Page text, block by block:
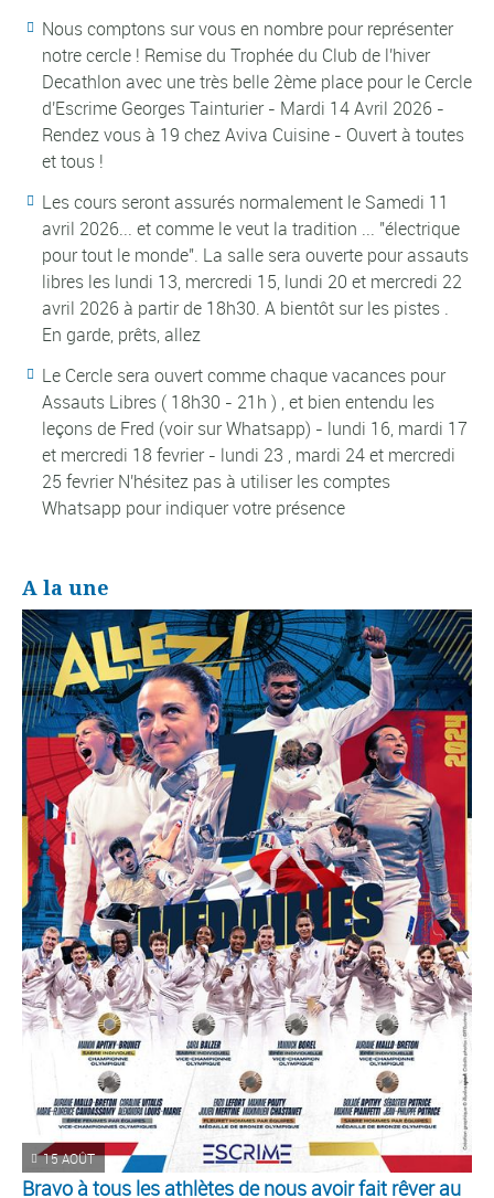
Nous comptons sur vous en nombre pour représenter
notre cercle ! Remise du Trophée du Club de l'hiver
Decathlon avec une très belle 2ème place pour le Cercle
d'Escrime Georges Tainturier - Mardi 14 Avril 2026 -
Rendez vous à 19 chez Aviva Cuisine - Ouvert à toutes
et tous !
Les cours seront assurés normalement le Samedi 11
avril 2026... et comme le veut la tradition ... "électrique
pour tout le monde". La salle sera ouverte pour assauts
libres les lundi 13, mercredi 15, lundi 20 et mercredi 22
avril 2026 à partir de 18h30. A bientôt sur les pistes .
En garde, prêts, allez
Le Cercle sera ouvert comme chaque vacances pour
Assauts Libres ( 18h30 - 21h ) , et bien entendu les
leçons de Fred (voir sur Whatsapp) - lundi 16, mardi 17
et mercredi 18 fevrier - lundi 23 , mardi 24 et mercredi
25 fevrier N'hésitez pas à utiliser les comptes
Whatsapp pour indiquer votre présence
A la une
15 AOÛT
Bravo à tous les athlètes de nous avoir fait rêver au